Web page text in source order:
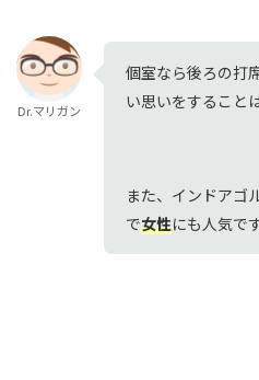
Dr.マリガン
個室なら後ろの打
い思いをすること
また、インドアゴ
で女性にも人気です